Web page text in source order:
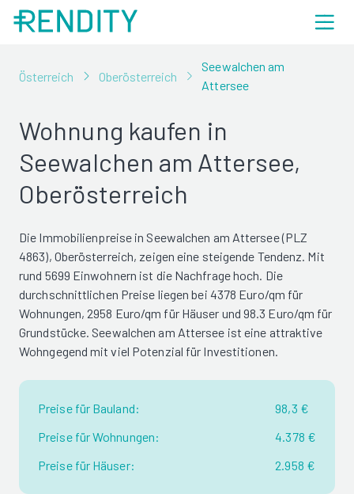
Österreich Oberösterreich
Seewalchen am
Attersee
Wohnung kaufen in
Seewalchen am Attersee,
Oberösterreich
Die Immobilienpreise in Seewalchen am Attersee (PLZ
4863), Oberösterreich, zeigen eine steigende Tendenz. Mit
rund 5699 Einwohnern ist die Nachfrage hoch. Die
durchschnittlichen Preise liegen bei 4378 Euro/qm für
Wohnungen, 2958 Euro/qm für Häuser und 98.3 Euro/qm für
Grundstücke. Seewalchen am Attersee ist eine attraktive
Wohngegend mit viel Potenzial für Investitionen.
Preise für Bauland:
98,3 €
Preise für Wohnungen:
4.378 €
Preise für Häuser:
2.958 €